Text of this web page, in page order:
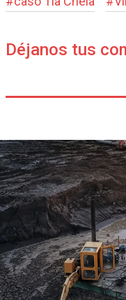
Déjanos tus